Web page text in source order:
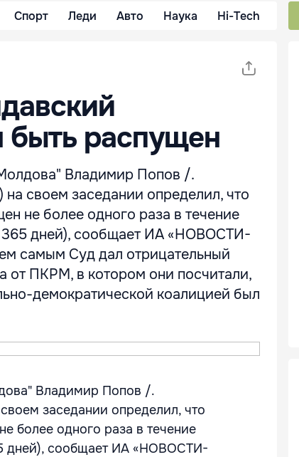
Спорт Леди Авто Наука Hi-Tech
распущен
Владимир Попов /.
своем заседании определил, что
не более одного раза в течение
365 дней), сообщает ИА «НОВОСТИ-
самым Суд дал отрицательный
от ПКРМ, в котором они посчитали,
демократической коалицией был
Владимир Попов /.
заседании определил, что
более одного раза в течение
дней), сообщает ИА «НОВОСТИ-